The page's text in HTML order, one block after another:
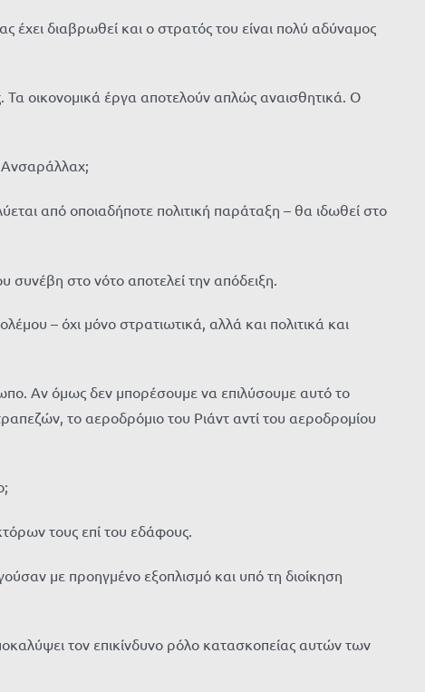
έχει διαβρωθεί και ο στρατός του είναι πολύ αδύναμος
Τα οικονομικά έργα αποτελούν απλώς αναισθητικά. Ο
Ανσαράλλαχ;
από οποιαδήποτε πολιτική παράταξη – θα ιδωθεί στο
στο νότο αποτελεί την απόδειξη.
– όχι μόνο στρατιωτικά, αλλά και πολιτικά και
Αν όμως δεν μπορέσουμε να επιλύσουμε αυτό το
το αεροδρόμιο του Ριάντ αντί του αεροδρομίου
τους επί του εδάφους.
με προηγμένο εξοπλισμό και υπό τη διοίκηση
τον επικίνδυνο ρόλο κατασκοπείας αυτών των